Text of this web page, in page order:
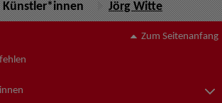
Künstler*innen Jörg Witte
Zum Seitenanfang